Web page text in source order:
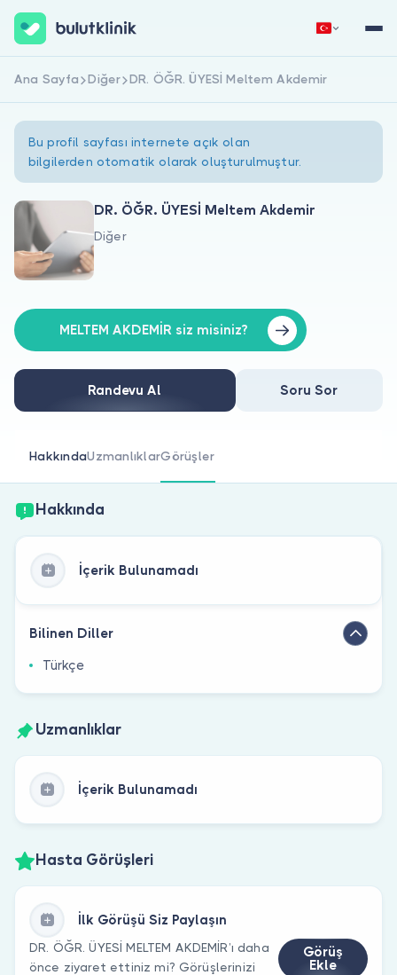
Hakkımızda
Doktorlar için
Doktor musunuz?
Hemen Kaydol Giriş Yap
Ana Sayfa Diğer DR. ÖĞR. ÜYESİ Meltem Akdemir
Bu profil sayfası internete açık olan
bilgilerden otomatik olarak oluşturulmuştur.
DR. ÖĞR. ÜYESİ Meltem Akdemir
Diğer
MELTEM AKDEMİR siz misiniz?
Randevu Al Soru Sor
HakkındaUzmanlıklarGörüşler
Hakkında
İçerik Bulunamadı
Bilinen Diller
Türkçe
Uzmanlıklar
İçerik Bulunamadı
Hasta Görüşleri
İlk Görüşü Siz Paylaşın
DR. ÖĞR. ÜYESİ MELTEM AKDEMİR’ı daha
önce ziyaret ettiniz mi? Görüşlerinizi
Görüş
Ekle